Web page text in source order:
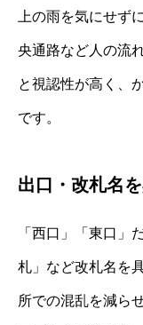
上の雨を気にせず
央通路など人の流
と視認性が高く、
です。
出口・改札名
「西口」「東口」
札」など改札名を
所での混乱を減ら